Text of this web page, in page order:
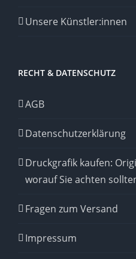
Unsere Künstler:innen
RECHT & DATENSCHUTZ
AGB
Datenschutzerklärung
Druckgrafik kaufen:
worauf Sie achten
Fragen zum Versand
Impressum